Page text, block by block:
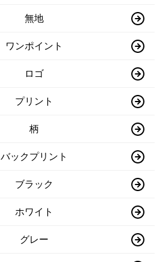
無地
ワンポイント
ロゴ
プリント
柄
バックプリント
ブラック
ホワイト
グレー